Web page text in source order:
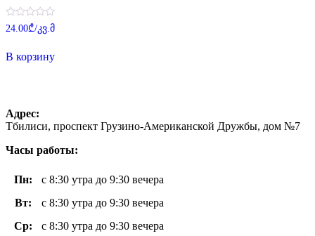
Оценка
0
5
24.00₾/კვ.მ
В корзину
Адрес:
Тбилиси, проспект Грузино-Американской Дружбы, дом №7
Часы работы:
Пн:
с 8:30 утра до 9:30 вечера
Вт:
с 8:30 утра до 9:30 вечера
Ср:
с 8:30 утра до 9:30 вечера